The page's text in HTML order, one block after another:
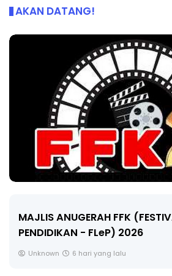
AKAN DATANG!
🔴 [LIVE] MATEMATIK SR, WANG
CIKGU ANITA #ALLINONE #141